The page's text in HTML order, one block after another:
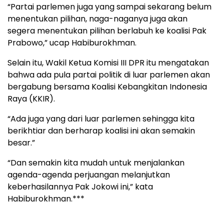
“Partai parlemen juga yang sampai sekarang belum
menentukan pilihan, naga-naganya juga akan
segera menentukan pilihan berlabuh ke koalisi Pak
Prabowo,” ucap Habiburokhman.
Selain itu, Wakil Ketua Komisi III DPR itu mengatakan
bahwa ada pula partai politik di luar parlemen akan
bergabung bersama Koalisi Kebangkitan Indonesia
Raya (KKIR).
“Ada juga yang dari luar parlemen sehingga kita
berikhtiar dan berharap koalisi ini akan semakin
besar.”
“Dan semakin kita mudah untuk menjalankan
agenda-agenda perjuangan melanjutkan
keberhasilannya Pak Jokowi ini,” kata
Habiburokhman.***